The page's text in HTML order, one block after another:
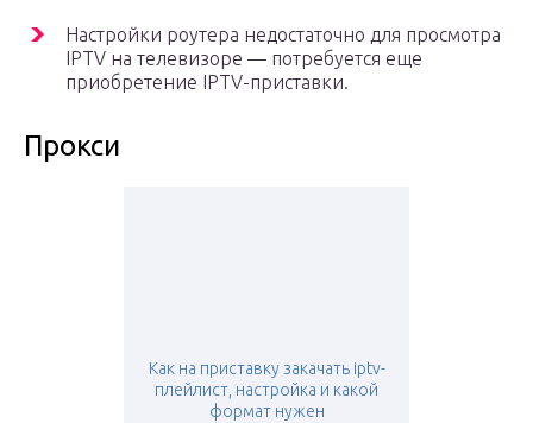
Настройки роутера недостаточно для просмотра
IPTV на телевизоре — потребуется еще
приобретение IPTV-приставки.
Прокси
Как на приставку закачать iptv-
плейлист, настройка и какой
формат нужен